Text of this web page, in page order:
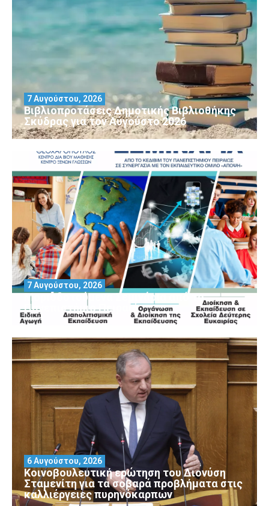
Βιβλιοπροτάσεις Δημοτικής Βιβλιοθήκης
Σκύδρας για τον Αύγούστο 2026
7 Αυγούστου, 2026
Μοριοδοτούμενα Σεμινάρια από το
Πανεπιστήμιο Πειραιά
7 Αυγούστου, 2026
Κοινοβουλευτική ερώτηση του Διονύση
Σταμενίτη για τα σοβαρά προβλήματα στις
καλλιέργειες πυρηνόκαρπων
6 Αυγούστου, 2026